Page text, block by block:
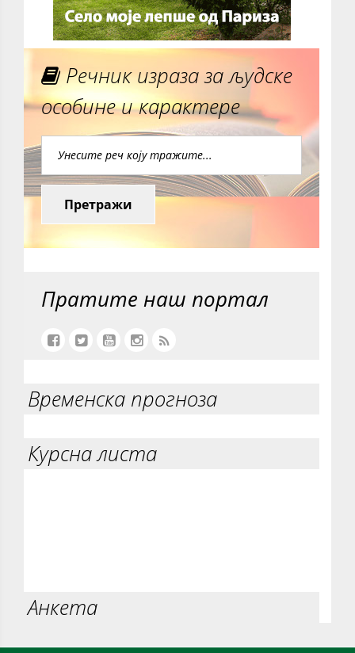
Речник израза за људске
особине и карактере
Претражи
Пратите наш портал
Временска прогноза
Курсна листа
Анкета